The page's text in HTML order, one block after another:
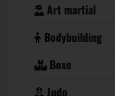
Art martial
Bodybuilding
Boxe
Judo